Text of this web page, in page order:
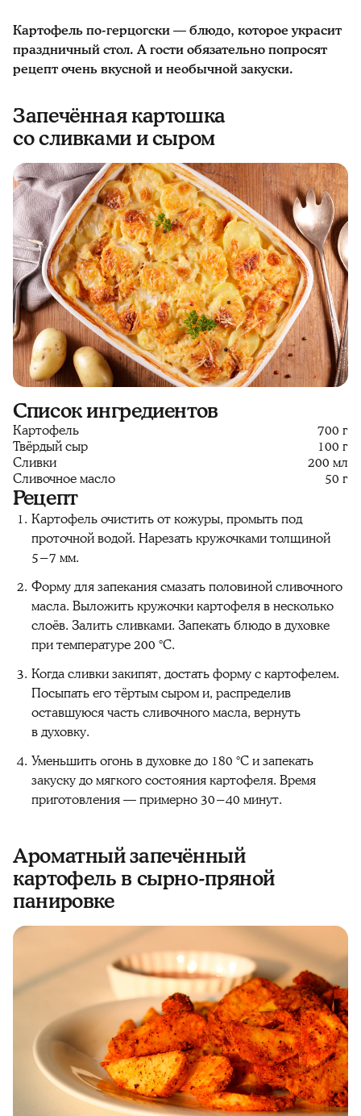
Картофель по-герцогски — блюдо, которое украсит
праздничный стол. А гости обязательно попросят
рецепт очень вкусной и необычной закуски.
Запечённая картошка
со сливками и сыром
Список ингредиентов
Картофель
700 г
Твёрдый сыр
100 г
Сливки
200 мл
Сливочное масло
50 г
Рецепт
Картофель очистить от кожуры, промыть под
проточной водой. Нарезать кружочками толщиной
5−7 мм.
Форму для запекания смазать половиной сливочного
масла. Выложить кружочки картофеля в несколько
слоёв. Залить сливками. Запекать блюдо в духовке
при температуре 200 °C.
Когда сливки закипят, достать форму с картофелем.
Посыпать его тёртым сыром и, распределив
оставшуюся часть сливочного масла, вернуть
в духовку.
Уменьшить огонь в духовке до 180 °C и запекать
закуску до мягкого состояния картофеля. Время
приготовления — примерно 30−40 минут.
Ароматный запечённый
картофель в сырно-пряной
панировке